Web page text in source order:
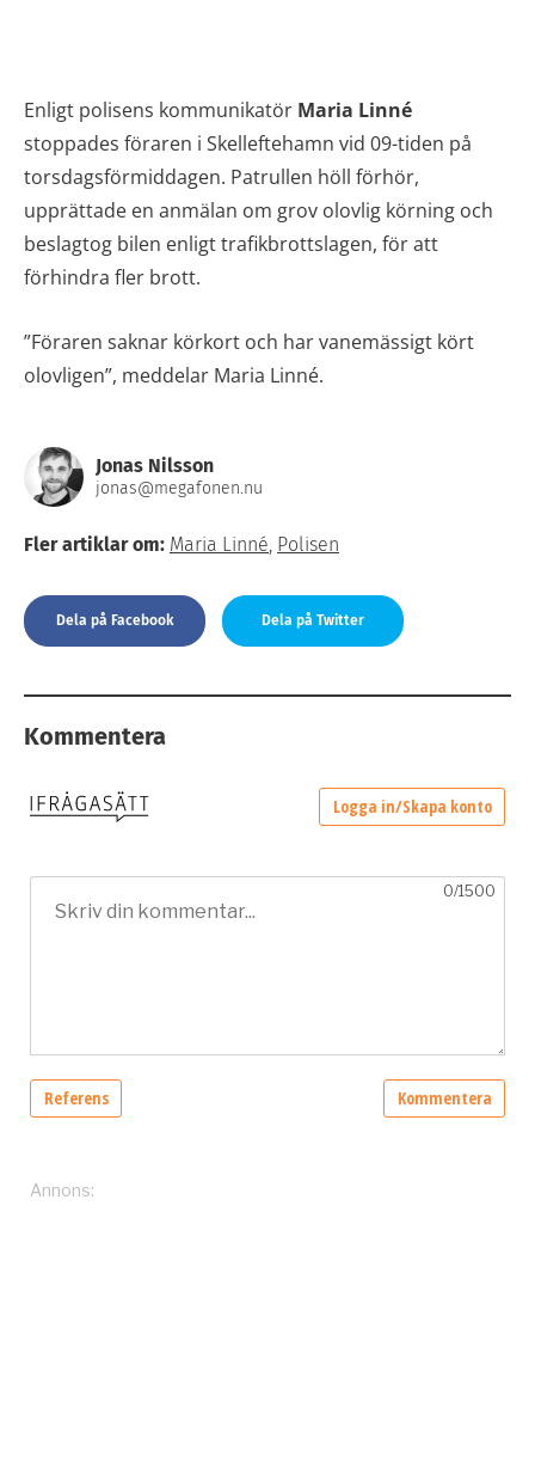
Enligt polisens kommunikatör Maria Linné
stoppades föraren i Skelleftehamn vid 09-tiden på
torsdagsförmiddagen. Patrullen höll förhör,
upprättade en anmälan om grov olovlig körning och
beslagtog bilen enligt trafikbrottslagen, för att
förhindra fler brott.
”Föraren saknar körkort och har vanemässigt kört
olovligen”, meddelar Maria Linné.
Jonas Nilsson
jonas@megafonen.nu
Fler artiklar om: Maria Linné, Polisen
Dela på Facebook Dela på Twitter
Kommentera